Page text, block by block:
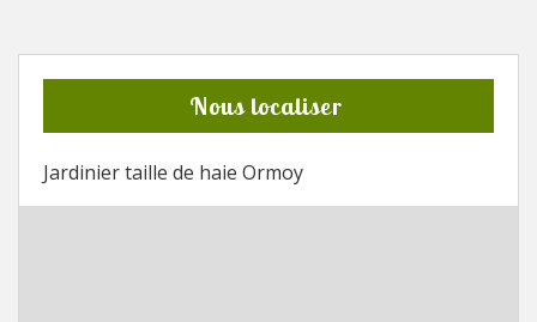
Nous localiser
Jardinier taille de haie Ormoy